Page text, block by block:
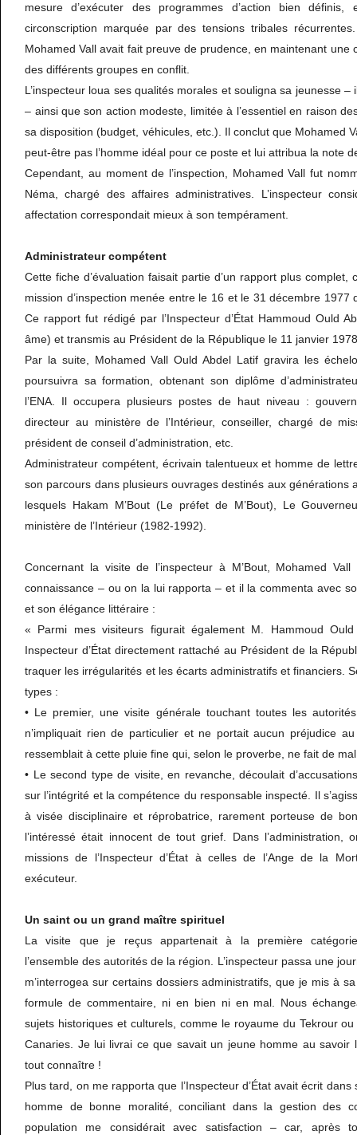
mesure d’exécuter des programmes d’action bien
circonscription marquée par des tensions tribales
Mohamed Vall avait fait preuve de prudence, en maintenant une
des différents groupes en conflit.
L’inspecteur loua ses qualités morales et souligna sa jeunesse –
– ainsi que son action modeste, limitée à l’essentiel en raison
sa disposition (budget, véhicules, etc.). Il conclut que Mohamed
peut-être pas l’homme idéal pour ce poste et lui attribua la note
Cependant, au moment de l’inspection, Mohamed Vall fut
Néma, chargé des affaires administratives. L’inspecteur
affectation correspondait mieux à son tempérament.
Administrateur compétent
Cette fiche d’évaluation faisait partie d’un rapport plus complet,
mission d’inspection menée entre le 16 et le 31 décembre 1977
Ce rapport fut rédigé par l’Inspecteur d’État Hammoud Ould
âme) et transmis au Président de la République le 11 janvier
Par la suite, Mohamed Vall Ould Abdel Latif gravira les
poursuivra sa formation, obtenant son diplôme
l’ENA. Il occupera plusieurs postes de haut niveau :
directeur au ministère de l’Intérieur, conseiller, chargé de
président de conseil d’administration, etc.
Administrateur compétent, écrivain talentueux et homme de
son parcours dans plusieurs ouvrages destinés aux générations
lesquels Hakam M’Bout (Le préfet de M’Bout), Le
ministère de l’Intérieur (1982-1992).
Concernant la visite de l’inspecteur à M’Bout, Mohamed
connaissance – ou on la lui rapporta – et il la commenta avec
et son élégance littéraire :
« Parmi mes visiteurs figurait également M. Hammoud
Inspecteur d’État directement rattaché au Président de la
traquer les irrégularités et les écarts administratifs et financiers.
types :
• Le premier, une visite générale touchant toutes les
n’impliquait rien de particulier et ne portait aucun préjudice
ressemblait à cette pluie fine qui, selon le proverbe, ne fait de
• Le second type de visite, en revanche, découlait
sur l’intégrité et la compétence du responsable inspecté. Il
à visée disciplinaire et réprobatrice, rarement porteuse de
l’intéressé était innocent de tout grief. Dans l’administration,
missions de l’Inspecteur d’État à celles de l’Ange de la
exécuteur.
Un saint ou un grand maître spirituel
La visite que je reçus appartenait à la première
l’ensemble des autorités de la région. L’inspecteur passa une
m’interrogea sur certains dossiers administratifs, que je mis à
formule de commentaire, ni en bien ni en mal. Nous
sujets historiques et culturels, comme le royaume du Tekrour
Canaries. Je lui livrai ce que savait un jeune homme au savoir
tout connaître !
Plus tard, on me rapporta que l’Inspecteur d’État avait écrit dans
homme de bonne moralité, conciliant dans la gestion des
population me considérait avec satisfaction – car, après